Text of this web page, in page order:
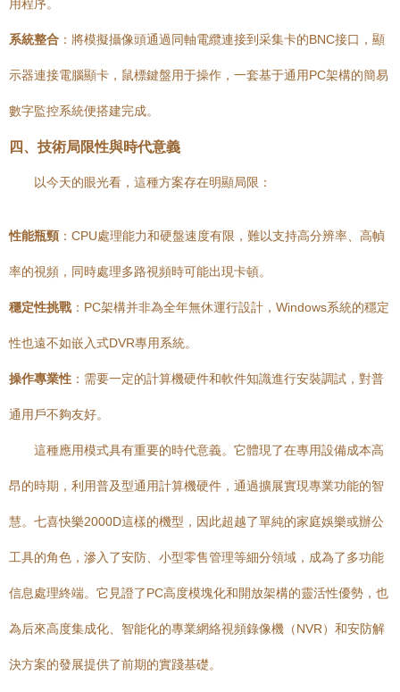
用程序。
系統整合 ：將模擬攝像頭通過同軸電纜連接到采集卡的BNC接口，顯
示器連接電腦顯卡，鼠標鍵盤用于操作，一套基于通用PC架構的簡易
數字監控系統便搭建完成。
四、技術局限性與時代意義
以今天的眼光看，這種方案存在明顯局限：
性能瓶頸 ：CPU處理能力和硬盤速度有限，難以支持高分辨率、高幀
率的視頻，同時處理多路視頻時可能出現卡頓。
穩定性挑戰 ：PC架構并非為全年無休運行設計，Windows系統的穩定
性也遠不如嵌入式DVR專用系統。
操作專業性 ：需要一定的計算機硬件和軟件知識進行安裝調試，對普
通用戶不夠友好。
這種應用模式具有重要的時代意義。它體現了在專用設備成本高
昂的時期，利用普及型通用計算機硬件，通過擴展實現專業功能的智
慧。七喜快樂2000D這樣的機型，因此超越了單純的家庭娛樂或辦公
工具的角色，滲入了安防、小型零售管理等細分領域，成為了多功能
信息處理終端。它見證了PC高度模塊化和開放架構的靈活性優勢，也
為后來高度集成化、智能化的專業網絡視頻錄像機（NVR）和安防解
決方案的發展提供了前期的實踐基礎。